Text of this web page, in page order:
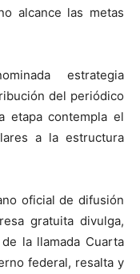
alcance las metas
estrategia
del periódico
etapa contempla el
a la estructura
oficial de difusión
gratuita divulga,
la llamada Cuarta
federal, resalta y